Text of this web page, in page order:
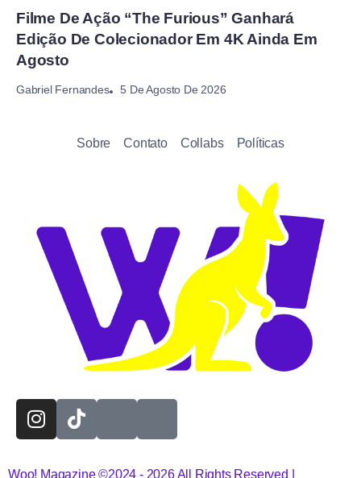
Filme De Ação “The Furious” Ganhará
Edição De Colecionador Em 4K Ainda Em
Agosto
Gabriel Fernandes 5 De Agosto De 2026
Sobre Contato Collabs Políticas
Woo! Magazine ©2024 - 2026 All Rights Reserved |